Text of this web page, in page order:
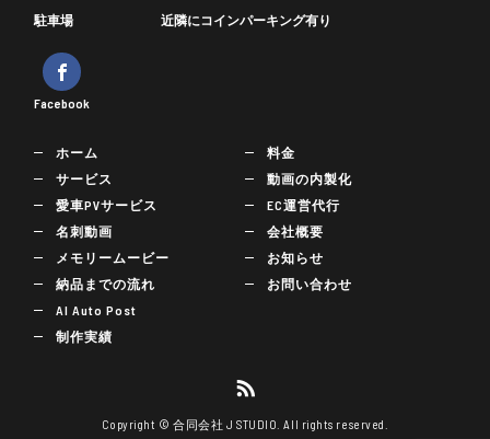
駐車場
近隣にコインパーキング有り
Facebook
ホーム
サービス
愛車PVサービス
名刺動画
メモリームービー
納品までの流れ
AI Auto Post
制作実績
料金
動画の内製化
EC運営代行
会社概要
お知らせ
お問い合わせ
Copyright © 合同会社 J STUDIO. All rights reserved.